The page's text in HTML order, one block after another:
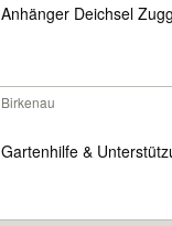
Anhänger Deichsel
Birkenau
Gartenhilfe &